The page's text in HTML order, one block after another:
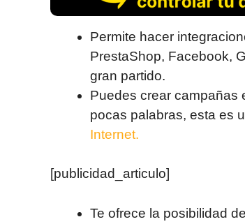
Permite hacer
PrestaShop, Facebook,
gran partido.
Puedes crear campañas
pocas palabras, esta es
Internet.
[publicidad_articulo]
Te ofrece la posibilidad